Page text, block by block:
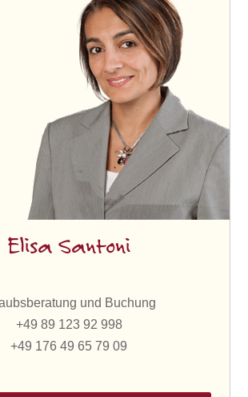
Elisa Santoni
und Buchung
+49 89 123 92 998
+49 176 49 65 79 09